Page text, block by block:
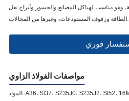
وهو مناسب لهياكل المصانع والجسور وأبراج نقل
الطاقة ورفوف المستودعات، وغيرها من المجالات.
فوري
مواصفات الفولاذ الزاوي
المواد: A36، St37، S235J0، S235J2، St52، 16Mn، S355JOQ195، Q215،